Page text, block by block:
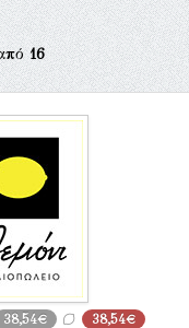
16
38,54€ 38,54€